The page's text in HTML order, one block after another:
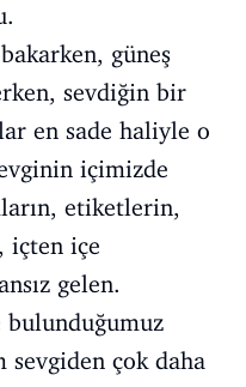
güneş
sevdiğin bir
en sade haliyle o
içimizde
etiketlerin,
içten içe
gelen.
bulunduğumuz
sevgiden çok daha